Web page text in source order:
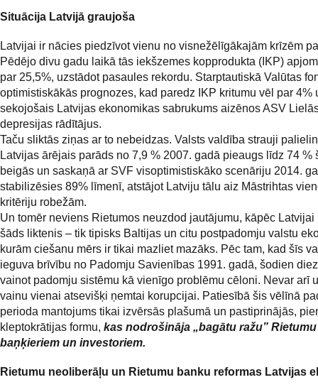
Situācija Latvijā graujoša
Latvijai ir nācies piedzīvot vienu no visnežēlīgākajām krīzēm
Pēdējo divu gadu laikā tās iekšzemes kopprodukta (IKP)
par 25,5%, uzstādot pasaules rekordu. Starptautiskā Valūtas
optimistiskākās prognozes, kad paredz IKP kritumu vēl par 4%
sekojošais Latvijas ekonomikas sabrukums aizēnos ASV
depresijas rādītājus.
Taču sliktās ziņas ar to nebeidzas. Valsts valdība strauji
Latvijas ārējais parāds no 7,9 % 2007. gadā pieaugs līdz 74 %
beigās un saskaņā ar SVF visoptimistiskāko scenāriju 2014.
stabilizēsies 89% līmenī, atstājot Latviju tālu aiz Māstrihtas
kritēriju robežām.
Un tomēr neviens Rietumos neuzdod jautājumu, kāpēc Latvijai
šāds liktenis – tik tipisks Baltijas un citu postpadomju valstu
kurām ciešanu mērs ir tikai mazliet mazāks. Pēc tam, kad šīs
ieguva brīvību no Padomju Savienības 1991. gadā, šodien
vainot padomju sistēmu kā vienīgo problēmu cēloni. Nevar arī
vainu vienai atsevišķi ņemtai korupcijai. Patiesībā šis vēlīnā
perioda mantojums tikai izvērsās plašumā un pastiprinājās,
kleptokrātijas formu, kas nodrošināja „bagātu ražu” Rietumu
baņķieriem un investoriem.
Rietumu neoliberāļu un Rietumu banku reformas Latvijas